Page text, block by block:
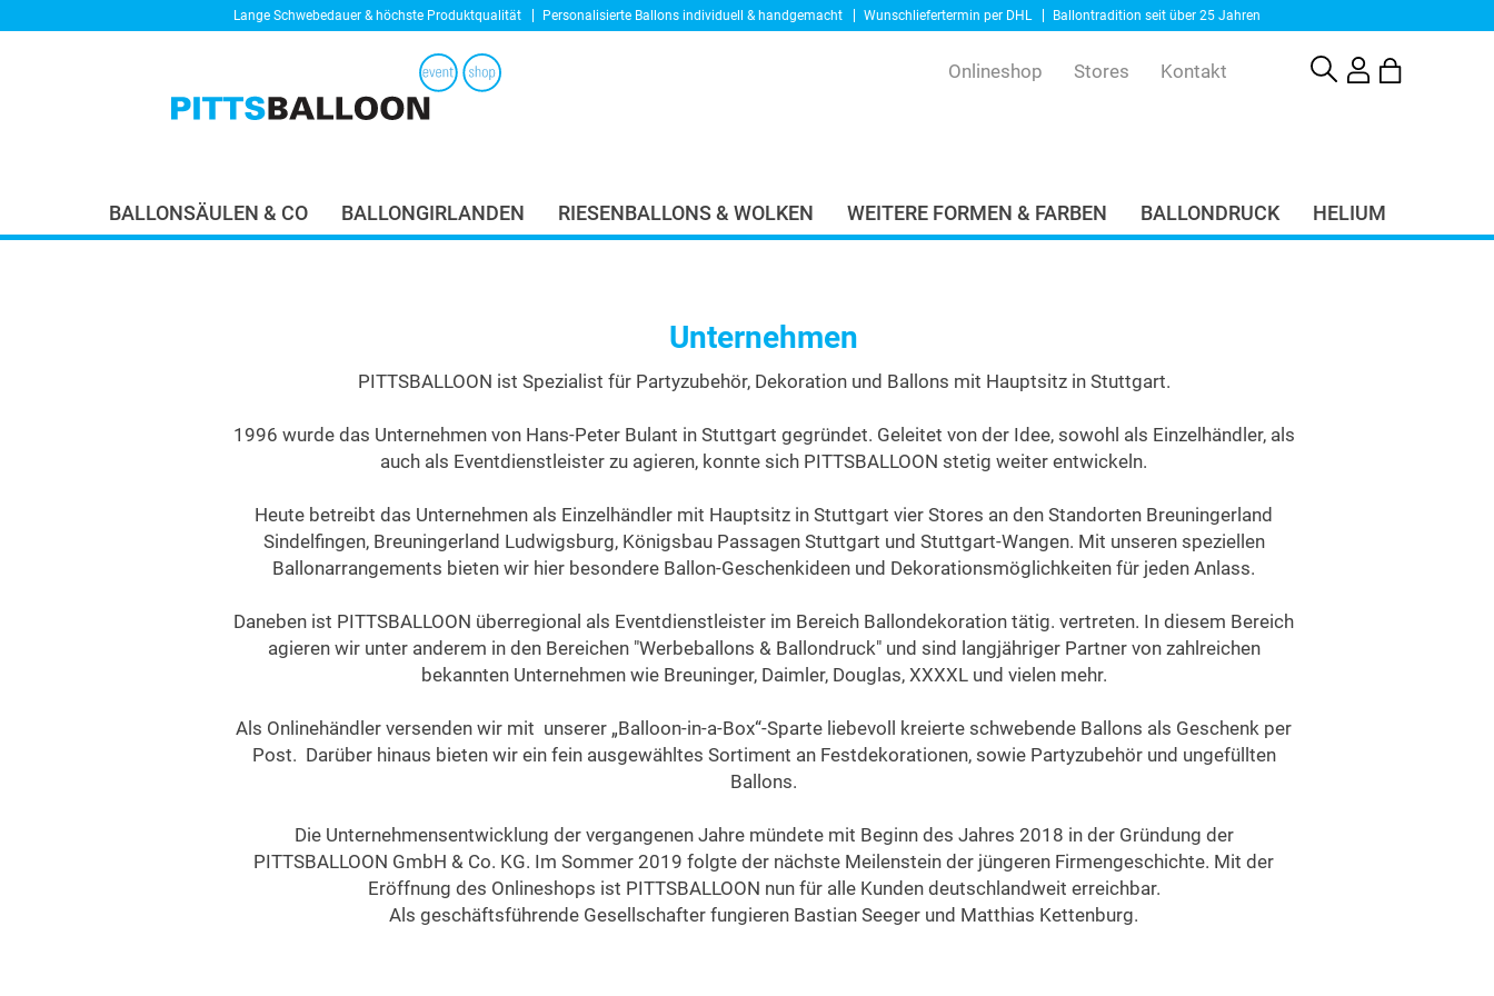
Lange Schwebedauer & höchste Produktqualität Personalisierte Ballons individuell & handgemacht Wunschliefertermin per DHL Ballontradition seit über 25 Jahren
Onlineshop Stores Kontakt
BALLONSÄULEN & CO BALLONGIRLANDEN RIESENBALLONS & WOLKEN WEITERE FORMEN & FARBEN BALLONDRUCK HELIUM
Unternehmen
PITTSBALLOON ist Spezialist für Partyzubehör, Dekoration und Ballons mit Hauptsitz in Stuttgart.
1996 wurde das Unternehmen von Hans-Peter Bulant in Stuttgart gegründet. Geleitet von der Idee, sowohl als Einzelhändler, als
auch als Eventdienstleister zu agieren, konnte sich PITTSBALLOON stetig weiter entwickeln.
Heute betreibt das Unternehmen als Einzelhändler mit Hauptsitz in Stuttgart vier Stores an den Standorten Breuningerland
Sindelfingen, Breuningerland Ludwigsburg, Königsbau Passagen Stuttgart und Stuttgart-Wangen. Mit unseren speziellen
Ballonarrangements bieten wir hier besondere Ballon-Geschenkideen und Dekorationsmöglichkeiten für jeden Anlass.
Daneben ist PITTSBALLOON überregional als Eventdienstleister im Bereich Ballondekoration tätig. vertreten. In diesem Bereich
agieren wir unter anderem in den Bereichen "Werbeballons & Ballondruck" und sind langjähriger Partner von zahlreichen
bekannten Unternehmen wie Breuninger, Daimler, Douglas, XXXXL und vielen mehr.
Als Onlinehändler versenden wir mit unserer „Balloon-in-a-Box“-Sparte liebevoll kreierte schwebende Ballons als Geschenk per
Post. Darüber hinaus bieten wir ein fein ausgewähltes Sortiment an Festdekorationen, sowie Partyzubehör und ungefüllten
Ballons.
Die Unternehmensentwicklung der vergangenen Jahre mündete mit Beginn des Jahres 2018 in der Gründung der
PITTSBALLOON GmbH & Co. KG. Im Sommer 2019 folgte der nächste Meilenstein der jüngeren Firmengeschichte. Mit der
Eröffnung des Onlineshops ist PITTSBALLOON nun für alle Kunden deutschlandweit erreichbar.
Als geschäftsführende Gesellschafter fungieren Bastian Seeger und Matthias Kettenburg.